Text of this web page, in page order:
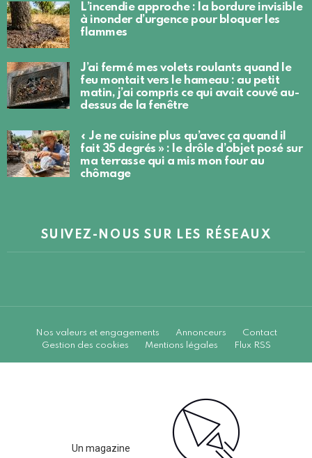
L’incendie approche : la bordure invisible
à inonder d’urgence pour bloquer les
flammes
J’ai fermé mes volets roulants quand le
feu montait vers le hameau : au petit
matin, j’ai compris ce qui avait couvé au-
dessus de la fenêtre
« Je ne cuisine plus qu’avec ça quand il
fait 35 degrés » : le drôle d’objet posé sur
ma terrasse qui a mis mon four au
chômage
SUIVEZ-NOUS SUR LES RÉSEAUX
Nos valeurs et engagements Annonceurs
Contact
Gestion des cookies
Mentions légales Flux RSS
Un magazine